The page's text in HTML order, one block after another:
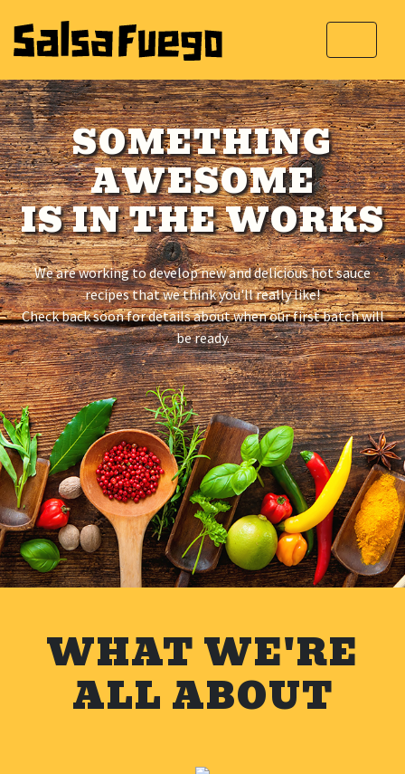
SOMETHING
AWESOME
IS IN THE WORKS
We are working to develop new and delicious hot sauce
recipes that we think you'll really like!
Check back soon for details about when our first batch will
be ready.
WHAT WE'RE
ALL ABOUT